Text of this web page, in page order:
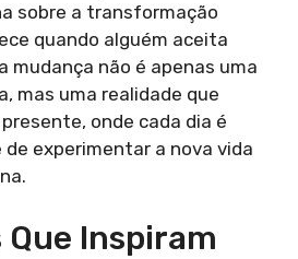
sobre a transformação
quando alguém aceita
mudança não é apenas uma
mas uma realidade que
onde cada dia é
experimentar a nova vida
Inspiram